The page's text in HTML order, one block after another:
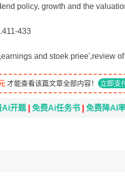
policy, growth and the
433
and stoek priee',review
才能查看该篇文章全部内容！ 立即支
Ai开题 免费Ai任务书 免费降AI